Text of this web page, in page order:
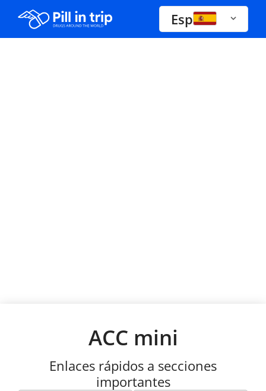
Drogas A-Z Esp
ACC mini
Enlaces rápidos a secciones
importantes